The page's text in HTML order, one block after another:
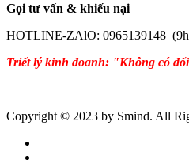
Gọi tư vấn & khiếu nại
HOTLINE-ZAlO: 0965139148
Triết lý kinh doanh: "Không có
Copyright © 2023 by Smind. All